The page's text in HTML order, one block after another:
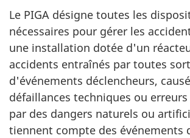
Le PIGA désigne toutes les
nécessaires pour gérer les
une installation dotée d'un
accidents entraînés par toutes
d'événements déclencheurs,
défaillances techniques ou
par des dangers naturels ou
tiennent compte des événements